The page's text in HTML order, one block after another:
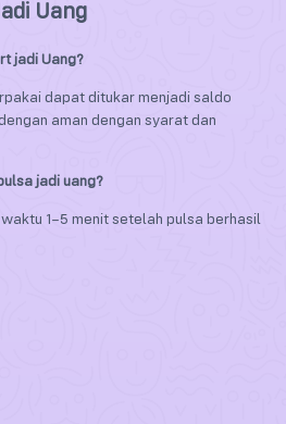
Uang
jadi Uang?
dapat ditukar menjadi saldo
aman dengan syarat dan
jadi uang?
1–5 menit setelah pulsa berhasil